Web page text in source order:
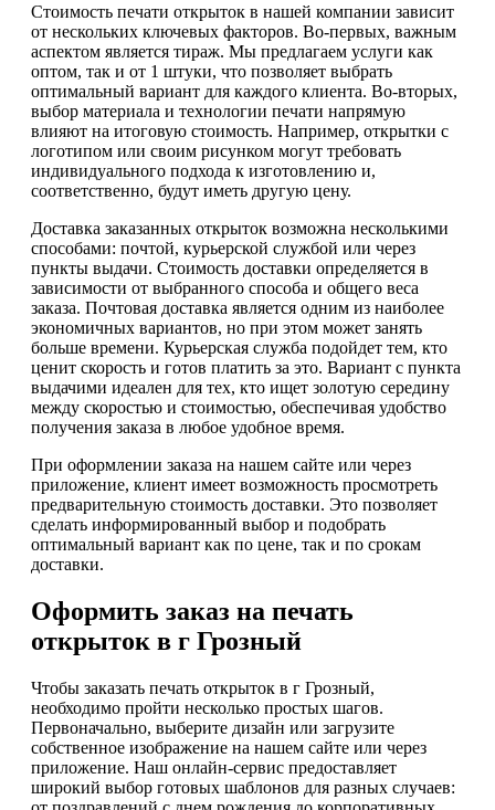
Стоимость печати открыток в нашей компании зависит
от нескольких ключевых факторов. Во-первых, важным
аспектом является тираж. Мы предлагаем услуги как
оптом, так и от 1 штуки, что позволяет выбрать
оптимальный вариант для каждого клиента. Во-вторых,
выбор материала и технологии печати напрямую
влияют на итоговую стоимость. Например, открытки с
логотипом или своим рисунком могут требовать
индивидуального подхода к изготовлению и,
соответственно, будут иметь другую цену.
Доставка заказанных открыток возможна несколькими
способами: почтой, курьерской службой или через
пункты выдачи. Стоимость доставки определяется в
зависимости от выбранного способа и общего веса
заказа. Почтовая доставка является одним из наиболее
экономичных вариантов, но при этом может занять
больше времени. Курьерская служба подойдет тем, кто
ценит скорость и готов платить за это. Вариант с пункта
выдачими идеален для тех, кто ищет золотую середину
между скоростью и стоимостью, обеспечивая удобство
получения заказа в любое удобное время.
При оформлении заказа на нашем сайте или через
приложение, клиент имеет возможность просмотреть
предварительную стоимость доставки. Это позволяет
сделать информированный выбор и подобрать
оптимальный вариант как по цене, так и по срокам
доставки.
Оформить заказ на печать
открыток в г Грозный
Чтобы заказать печать открыток в г Грозный,
необходимо пройти несколько простых шагов.
Первоначально, выберите дизайн или загрузите
собственное изображение на нашем сайте или через
приложение. Наш онлайн-сервис предоставляет
широкий выбор готовых шаблонов для разных случаев: